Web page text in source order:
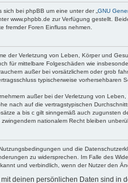
bei phpBB um eine unter der „ GNU
www.phpbb.de zur Verfügung gestellt.
fremder Foren Einfluss nehmen.
der Verletzung von Leben, Körper und
für mittelbare Folgeschäden wie
außer bei vorsätzlichem oder grob
typischerweise
außer bei der Verletzung von
nach auf die vertragstypischen
a bis c gilt sinngemäß auch zugunsten
nationalem Recht bleiben
und die
zu widersprechen. Im Falle des
und verbindlich, wenn der Nutzer den
deinen persönlichen Daten sind in